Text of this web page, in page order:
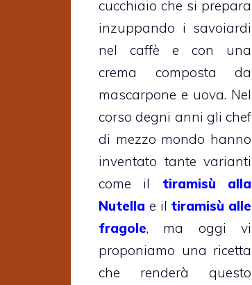
cucchiaio che si prepara
inzuppando i savoiardi
nel caffè e con una
crema composta da
mascarpone e uova. Nel
corso degni anni gli chef
di mezzo mondo hanno
inventato tante varianti
come il tiramisù alla
Nutella e il tiramisù alle
fragole, ma oggi vi
proponiamo una ricetta
che renderà questo